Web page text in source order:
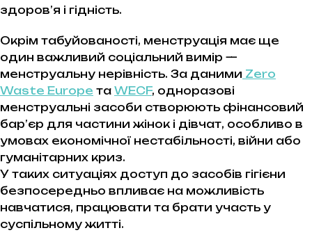
здоров’я і гідність.
Окрім табуйованості, менструація має ще
один важливий соціальний вимір —
менструальну нерівність. За даними Zero
Waste Europe та WECF, одноразові
менструальні засоби створюють фінансовий
бар’єр для частини жінок і дівчат, особливо в
умовах економічної нестабільності, війни або
гуманітарних криз.
У таких ситуаціях доступ до засобів гігієни
безпосередньо впливає на можливість
навчатися, працювати та брати участь у
суспільному житті.